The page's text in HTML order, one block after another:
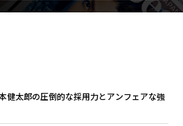
健太郎の圧倒的な採用力とアンフェアな強